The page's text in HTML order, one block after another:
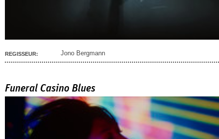
REGISSEUR: Jono Bergmann
Funeral Casino Blues